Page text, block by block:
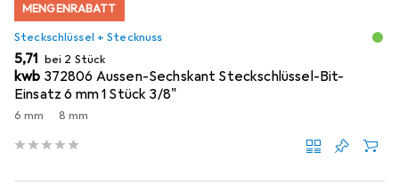
MENGENRABATT
Steckschlüssel + Stecknuss
EUR
5,71 bei 2 Stück
kwb 372806 Aussen-Sechskant Steckschlüssel-Bit-
Einsatz 6 mm 1 Stück 3/8"
6 mm 8 mm